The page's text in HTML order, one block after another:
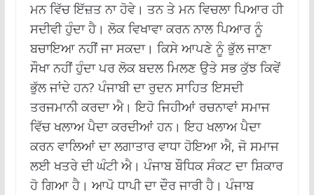
ਮਨ ਵਿੱਚ ਇੱਜ਼ਤ ਨਾ ਹੋਵੇ। ਤਨ ਤੇ ਮਨ ਵਿਚਲਾ ਪਿਆਰ ਹੀ
ਸਦੀਵੀ ਹੁੰਦਾ ਹੈ। ਲੋਕ ਵਿਖਾਵਾ ਕਰਨ ਨਾਲ ਪਿਆਰ ਨੂੰ
ਬਚਾਇਆ ਨਹੀਂ ਜਾ ਸਕਦਾ। ਕਿਸੇ ਆਪਣੇ ਨੂੰ ਭੁੱਲ ਜਾਣਾ
ਸੌਖਾ ਨਹੀਂ ਹੁੰਦਾ ਪਰ ਲੋਕ ਬਦਲ ਮਿਲਣ ਉਤੇ ਸਭ ਕੁੱਝ ਕਿਵੇਂ
ਭੁੱਲ ਜਾਂਦੇ ਹਨ? ਪੰਜਾਬੀ ਦਾ ਰੁਦਨ ਸਾਹਿਤ ਇਸਦੀ
ਤਰਜਮਾਨੀ ਕਰਦਾ ਐ। ਇਹੋ ਜਿਹੀਆਂ ਰਚਨਾਵਾਂ ਸਮਾਜ
ਵਿੱਚ ਖਲਾਅ ਪੈਦਾ ਕਰਦੀਆਂ ਹਨ। ਇਹ ਖਲਾਅ ਪੈਦਾ
ਕਰਨ ਵਾਲਿਆਂ ਦਾ ਲਗਾਤਾਰ ਵਾਧਾ ਹੋਇਆ ਐ, ਜੋ ਸਮਾਜ
ਲਈ ਖਤਰੇ ਦੀ ਘੰਟੀ ਐ। ਪੰਜਾਬ ਬੌਧਿਕ ਸੰਕਟ ਦਾ ਸ਼ਿਕਾਰ
ਹੋ ਗਿਆ ਹੈ। ਆਪੋ ਧਾਪੀ ਦਾ ਦੌਰ ਜਾਰੀ ਹੈ। ਪੰਜਾਬ